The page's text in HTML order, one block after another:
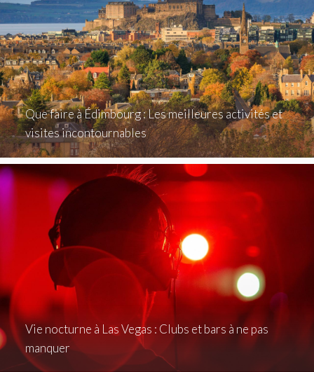
Que faire à Édimbourg : Les meilleures activités et
visites incontournables
Vie nocturne à Las Vegas : Clubs et bars à ne pas
manquer